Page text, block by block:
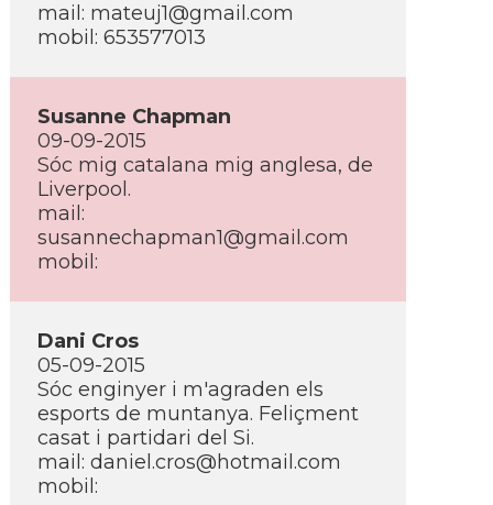
mail: mateuj1@gmail.com
mobil: 653577013
Susanne Chapman
09-09-2015
Sóc mig catalana mig anglesa, de
Liverpool.
mail:
susannechapman1@gmail.com
mobil:
Dani Cros
05-09-2015
Sóc enginyer i m'agraden els
esports de muntanya. Feliçment
casat i partidari del Si.
mail: daniel.cros@hotmail.com
mobil: